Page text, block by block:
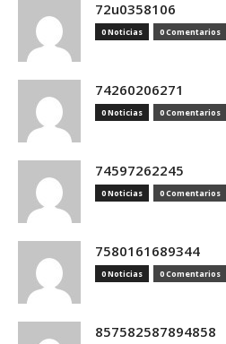
72u0358106
0 Noticias 0 Comentarios
74260206271
0 Noticias 0 Comentarios
74597262245
0 Noticias 0 Comentarios
7580161689344
0 Noticias 0 Comentarios
857582587894858